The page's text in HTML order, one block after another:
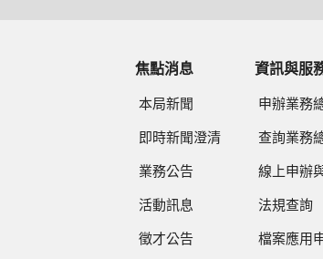
焦點消息
本局新聞
即時新聞澄清
業務公告
活動訊息
徵才公告
資訊與服
申辦業務
查詢業務
線上申辦
法規查詢
檔案應用